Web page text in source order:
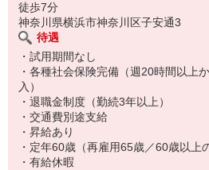
徒歩7分
神奈川県横浜市神奈川区子安通3
待遇
・試用期間なし
・各種社会保険完備（週20時間以上
入）
・退職金制度（勤続3年以上）
・交通費別途支給
・昇給あり
・定年60歳（再雇用65歳／60歳以上
・有給休暇